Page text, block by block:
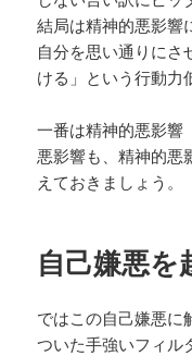
結局は精神的悪影響
自分を思い通りにさ
ける」という行動力
一番は精神的悪影響
悪影響も、精神的悪
えておきましょう。
自己嫌悪を
ではこの自己嫌悪に
ついた手強いフィル